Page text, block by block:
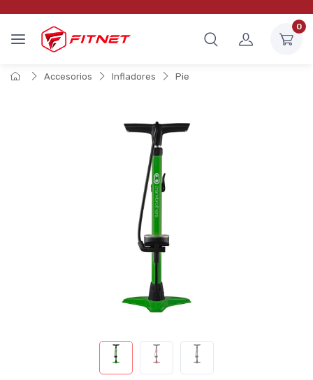
0
Accesorios Infladores Pie